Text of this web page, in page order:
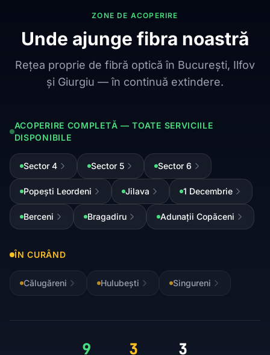
ZONE DE ACOPERIRE
Unde ajunge fibra noastră
Rețea proprie de fibră optică în București, Ilfov
și Giurgiu — în continuă extindere.
ACOPERIRE COMPLETĂ — TOATE SERVICIILE
DISPONIBILE
Sector 4 Sector 5 Sector 6
Popești Leordeni Jilava 1 Decembrie
Berceni Bragadiru Adunații Copăceni
ÎN CURÂND
Călugăreni Hulubești Singureni
9 3 3